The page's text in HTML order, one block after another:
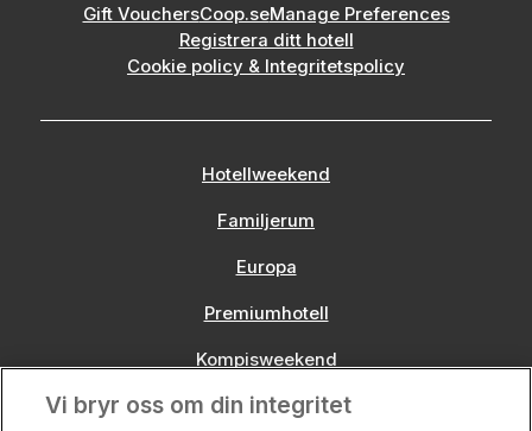
Gift VouchersCoop.seManage Preferences
Registrera ditt hotell
Cookie policy & Integritetspolicy
Hotellweekend
Familjerum
Europa
Premiumhotell
Kompisweekend
Storstadsweekend
Vi bryr oss om din integritet